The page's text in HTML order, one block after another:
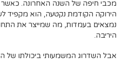
מכבי חיפה של השנה האחרונה.
הירוקה הקודמת נקטעה, הוא מקפיד
נמצאים בעמדות, מה שמייצר את
היריבה.
אבל השדרוג המשמעותי ביכולתו של